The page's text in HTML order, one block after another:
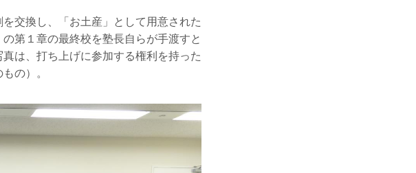
交換し、「お土産」として用意された
第１章の最終校を塾長自らが手渡すと
は、打ち上げに参加する権利を持った
の）。